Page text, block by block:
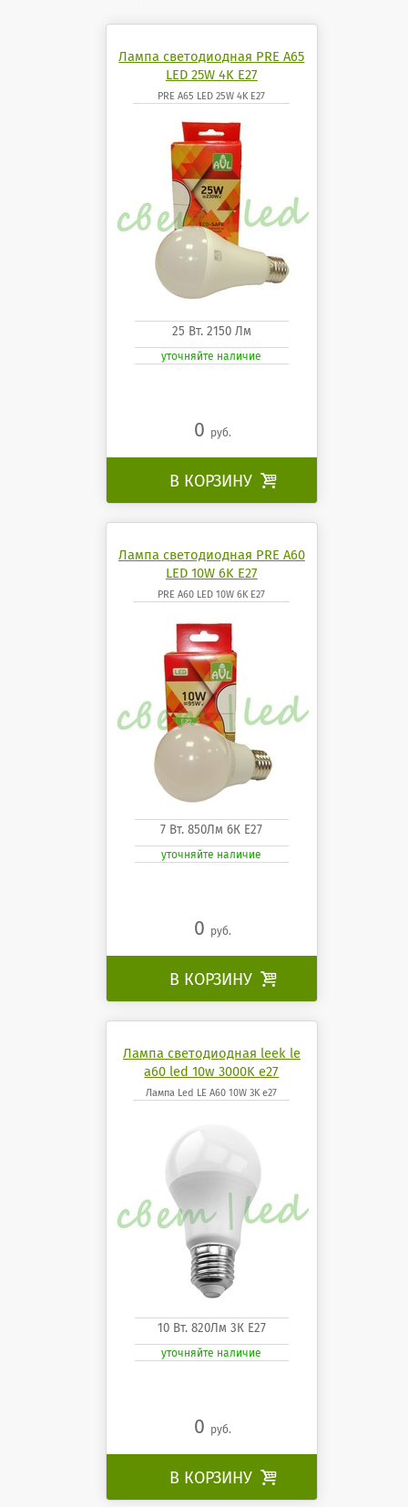
Лампа светодиодная PRE A65
LED 25W 4K E27
PRE A65 LED 25W 4K E27
25 Вт. 2150 Лм
уточняйте наличие
0 руб.
В КОРЗИНУ 
Лампа светодиодная PRE A60
LED 10W 6K E27
PRE A60 LED 10W 6K E27
7 Вт. 850Лм 6К Е27
уточняйте наличие
0 руб.
В КОРЗИНУ 
Лампа светодиодная leek le
a60 led 10w 3000K e27
Лампа Led LE A60 10W 3K e27
10 Вт. 820Лм 3К Е27
уточняйте наличие
0 руб.
В КОРЗИНУ 